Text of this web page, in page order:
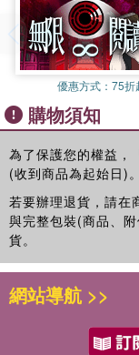
優惠方式： 75折
購物須知
為了保護您的權益，
(收到商品為起始日)。
若要辦理退貨，請在
與完整包裝(商品、
貨。
網站導航 >>